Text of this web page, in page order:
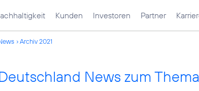
Kunden Investoren Partner
Archiv 2021
News zum